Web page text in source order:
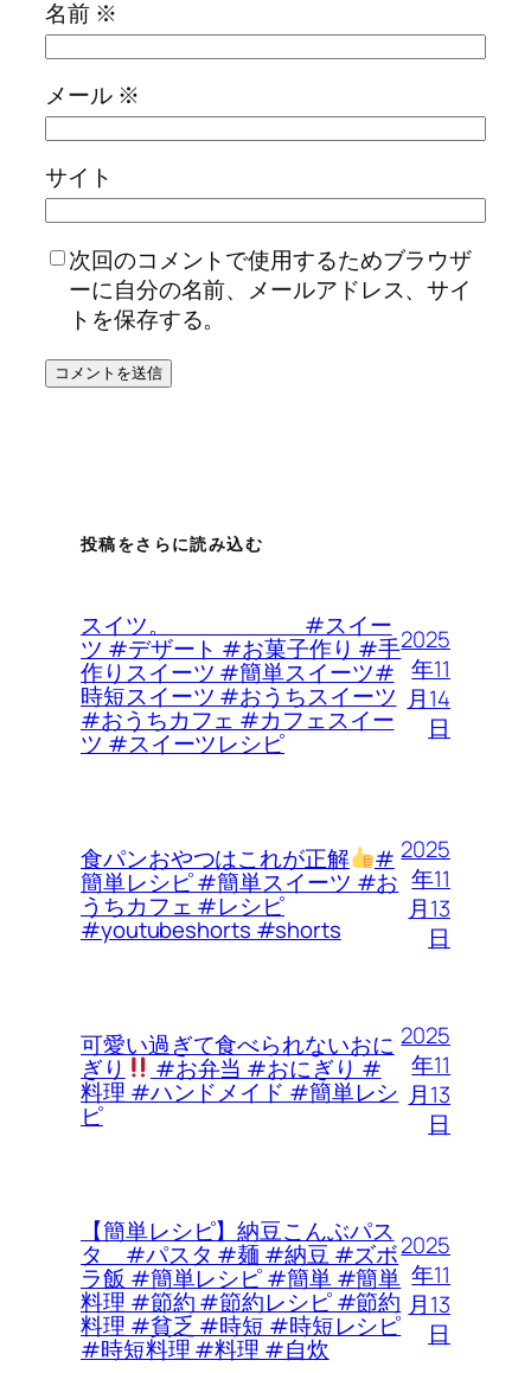
名前 ※
メール ※
サイト
次回のコメントで使用するためブラウザ
ーに自分の名前、メールアドレス、サイ
トを保存する。
投稿をさらに読み込む
スイツ。 #スイー
ツ #デザート #お菓子作り #手
作りスイーツ #簡単スイーツ#
時短スイーツ #おうちスイーツ
#おうちカフェ #カフェスイー
ツ #スイーツレシピ
2025
年11
月14
日
食パンおやつはこれが正解 #
簡単レシピ #簡単スイーツ #お
うちカフェ #レシピ
#youtubeshorts #shorts
2025
年11
月13
日
可愛い過ぎて食べられないおに
ぎり #お弁当 #おにぎり #
料理 #ハンドメイド #簡単レシ
ピ
2025
年11
月13
日
【簡単レシピ】納豆こんぶパス
タ #パスタ #麺 #納豆 #ズボ
ラ飯 #簡単レシピ #簡単 #簡単
料理 #節約 #節約レシピ #節約
料理 #貧乏 #時短 #時短レシピ
#時短料理 #料理 #自炊
2025
年11
月13
日